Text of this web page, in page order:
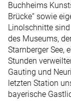
Buchheims
Brücke“ sowie
Linolschnitte
des Museums,
Starnberger See,
Stunden
Gauting und
letzten Station
bayerische